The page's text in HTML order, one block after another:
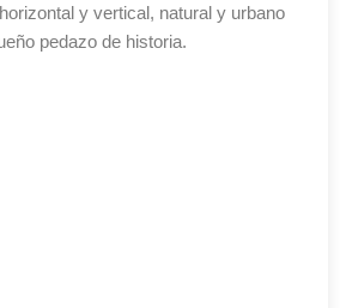
y vertical, natural y urbano
pedazo de historia.